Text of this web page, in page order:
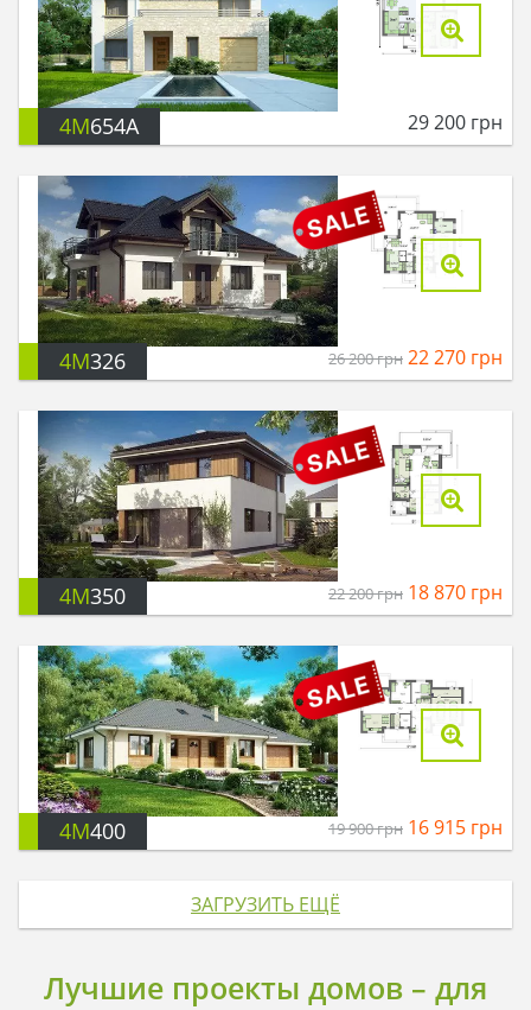
4M654A 29 200 грн
4M326 26 200грн 22 270 грн
4M350 22 200грн 18 870 грн
4M400 19 900грн 16 915 грн
ЗАГРУЗИТЬ ЕЩЁ
Лучшие проекты домов – для